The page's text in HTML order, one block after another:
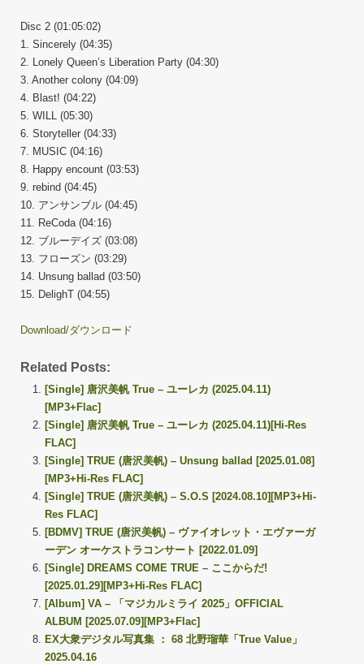
Disc 2 (01:05:02)
1. Sincerely (04:35)
2. Lonely Queen’s Liberation Party (04:30)
3. Another colony (04:09)
4. Blast! (04:22)
5. WILL (05:30)
6. Storyteller (04:33)
7. MUSIC (04:16)
8. Happy encount (03:53)
9. rebind (04:45)
10. アンサンブル (04:45)
11. ReCoda (04:16)
12. ブルーデイズ (03:08)
13. フローズン (03:29)
14. Unsung ballad (03:50)
15. DelighT (04:55)
Download/ダウンロード
Related Posts:
[Single] 唐沢美帆 True – ユーレカ (2025.04.11)
[MP3+Flac]
[Single] 唐沢美帆 True – ユーレカ (2025.04.11)[Hi-Res
FLAC]
[Single] TRUE (唐沢美帆) – Unsung ballad [2025.01.08]
[MP3+Hi-Res FLAC]
[Single] TRUE (唐沢美帆) – S.O.S [2024.08.10][MP3+Hi-
Res FLAC]
[BDMV] TRUE (唐沢美帆) – ヴァイオレット・エヴァーガ
ーデン オーケストラコンサート [2022.01.09]
[Single] DREAMS COME TRUE – ここからだ!
[2025.01.29][MP3+Hi-Res FLAC]
[Album] VA – 「マジカルミライ 2025」OFFICIAL
ALBUM [2025.07.09][MP3+Flac]
EX大衆デジタル写真集 ： 68 北野瑠華「True Value」
2025.04.16